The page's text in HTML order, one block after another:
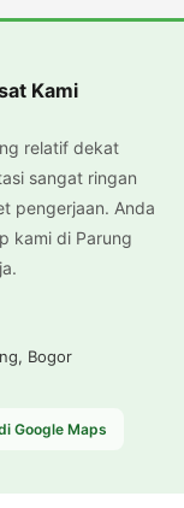
Kami
relatif dekat
sangat ringan
pengerjaan. Anda
kami di Parung
Bogor
Google Maps